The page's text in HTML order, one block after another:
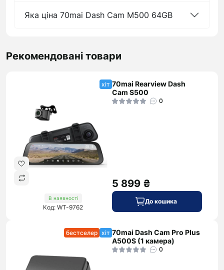
Яка ціна 70mai Dash Cam M500 64GB
Рекомендовані товари
хіт
В наявності
Код: WT-9762
70mai Rearview Dash
Cam S500
0
5 899 ₴
До кошика
бестселер хіт 70mai Dash Cam Pro Plus
A500S (1 камера)
0